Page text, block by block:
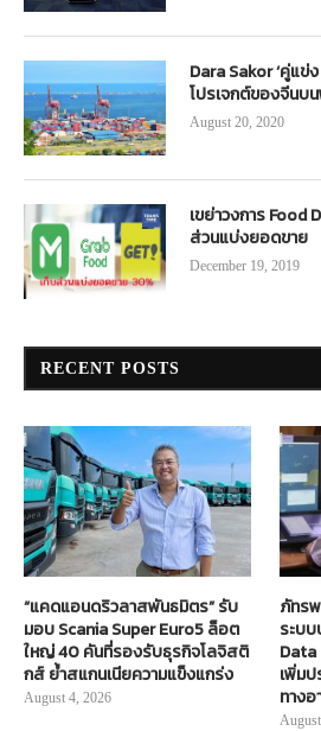
Dara Sakor ‘คู่แข่ง
โปรเจกต์ของจีนบ
August 20, 2020
เขย่าวงการ Food
ส่วนแบ่งยอดขาย
December 19, 2019
RECENT POSTS
“แคดแอนดริวลาสพันธมิตร” รับ
มอบ Scania Super Euro5 ล็อต
ใหญ่ 40 คันที่รองรับธุรกิจโลจิสติ
กส์ ย้ำสแกนเนียความแข็งแกร่ง
August 4, 2026
ภัทร
ระบ
Data
เพิ่ม
ทางอ